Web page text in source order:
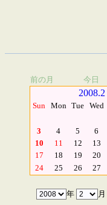
前の月 今日
2008.2
Sun Mon Tue Wed
3
4 5 6
10
11 12 13
17
18 19 20
24
25 26 27
年 月